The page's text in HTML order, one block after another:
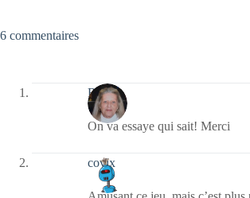
6 commentaires
Renee
On va essaye qui sait! Merci
covix